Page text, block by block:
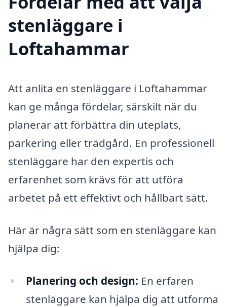
stenläggare i
Loftahammar
Att anlita en stenläggare i Loftahammar
kan ge många fördelar, särskilt när du
planerar att förbättra din uteplats,
parkering eller trädgård. En professionell
stenläggare har den expertis och
erfarenhet som krävs för att utföra
arbetet på ett effektivt och hållbart sätt.
Här är några sätt som en stenläggare kan
hjälpa dig:
Planering och design: En erfaren
stenläggare kan hjälpa dig att utforma